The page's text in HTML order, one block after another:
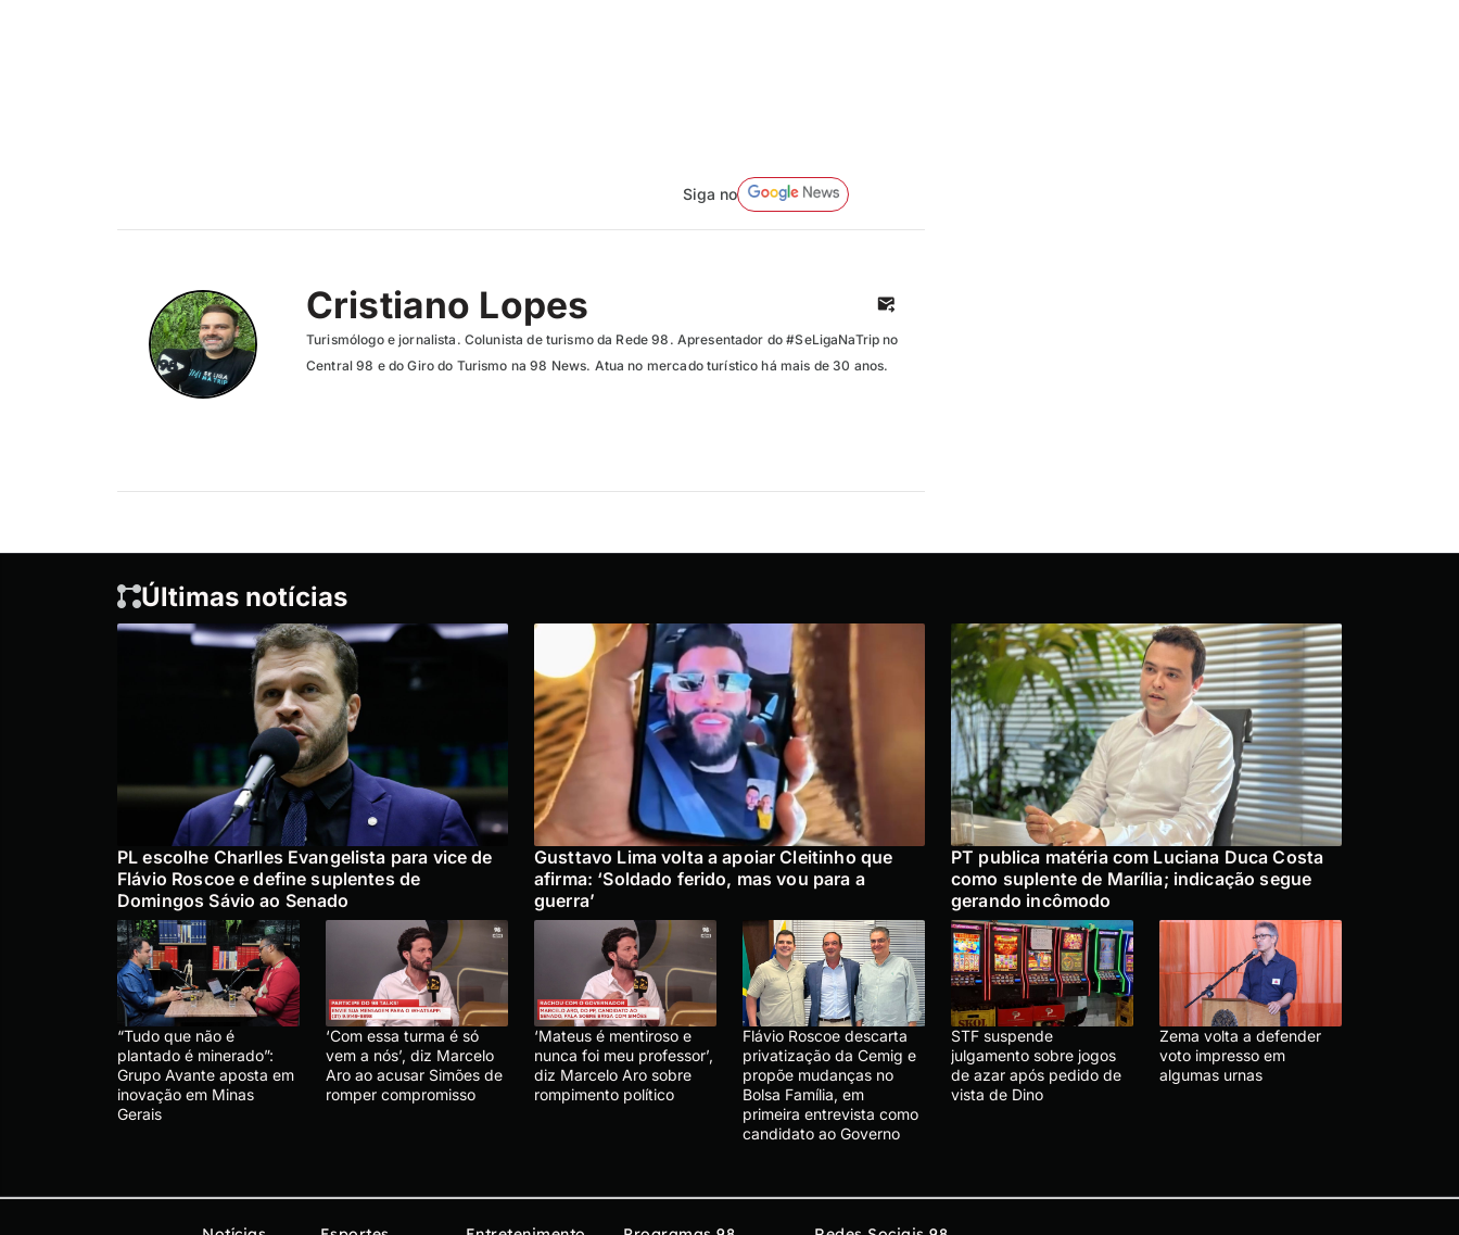
Siga no
Cristiano Lopes
Turismólogo e jornalista. Colunista de turismo da Rede 98. Apresentador do #SeLigaNaTrip no
Central 98 e do Giro do Turismo na 98 News. Atua no mercado turístico há mais de 30 anos.
Últimas notícias
PL escolhe Charlles Evangelista para vice de
Flávio Roscoe e define suplentes de
Domingos Sávio ao Senado
Gusttavo Lima volta a apoiar Cleitinho que
afirma: ‘Soldado ferido, mas vou para a
guerra’
PT publica matéria com Luciana Duca Costa
como suplente de Marília; indicação segue
gerando incômodo
“Tudo que não é
plantado é minerado”:
Grupo Avante aposta em
inovação em Minas
Gerais
‘Com essa turma é só
vem a nós’, diz Marcelo
Aro ao acusar Simões de
romper compromisso
‘Mateus é mentiroso e
nunca foi meu professor’,
diz Marcelo Aro sobre
rompimento político
Flávio Roscoe descarta
privatização da Cemig e
propõe mudanças no
Bolsa Família, em
primeira entrevista como
candidato ao Governo
STF suspende
julgamento sobre jogos
de azar após pedido de
vista de Dino
Zema volta a defender
voto impresso em
algumas urnas